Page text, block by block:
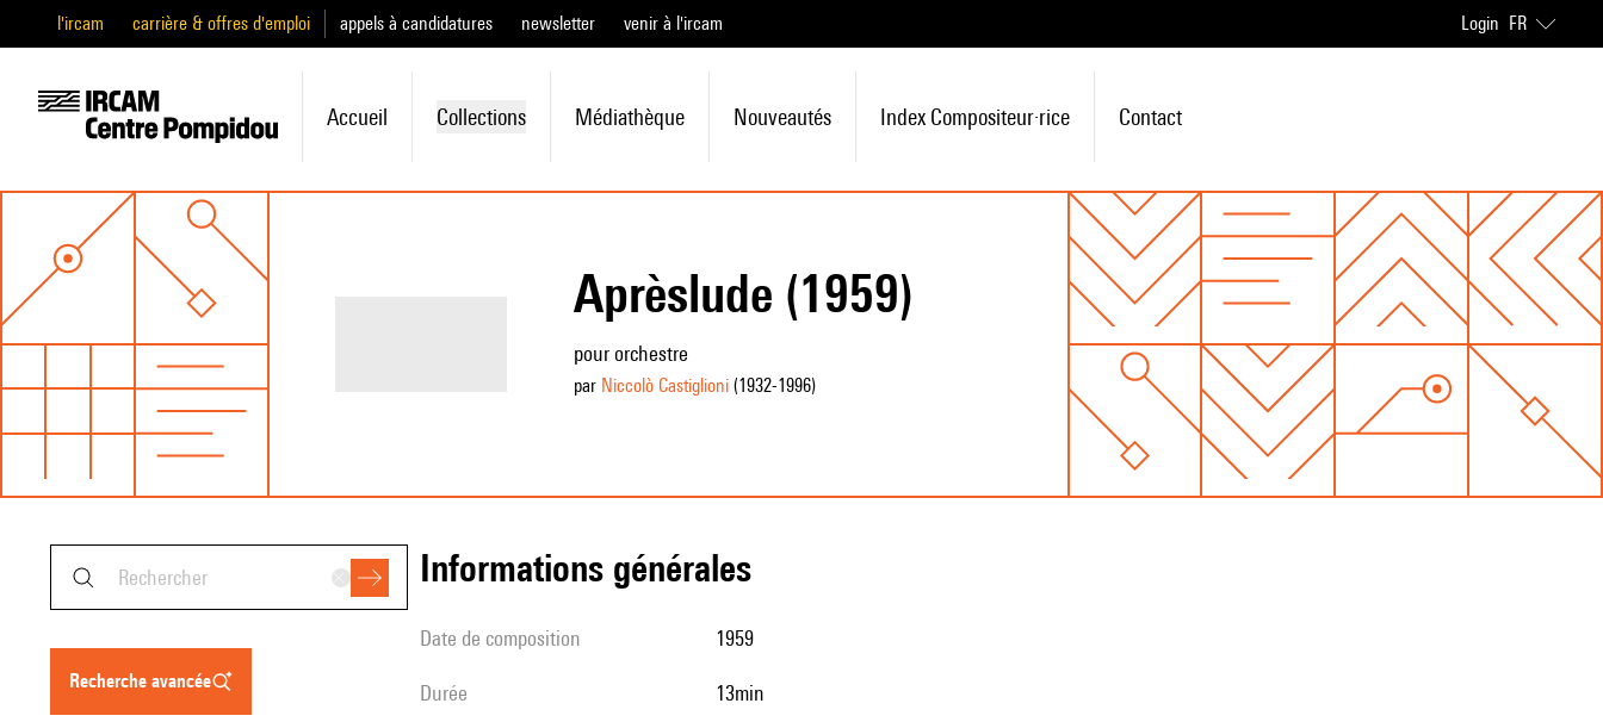
l'ircam carrière & offres d'emploi appels à candidatures newsletter venir à l'ircam Login FR
Accueil Collections Médiathèque Nouveautés Index Compositeur·rice Contact
Aprèslude (1959)
pour orchestre
par Niccolò Castiglioni(1932-1996)
recherche avancée
informations générales
date de composition 1959
durée 13min